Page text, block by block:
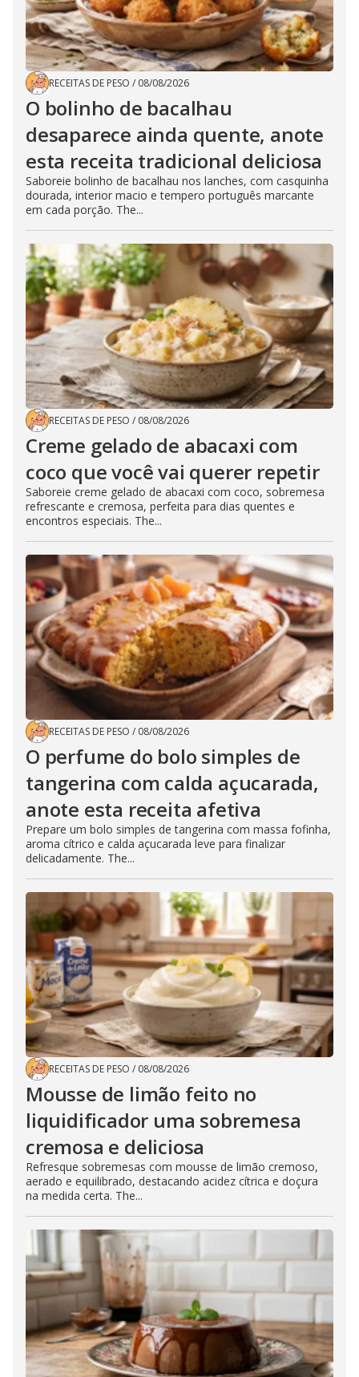
RECEITAS DE PESO / 08/08/2026
O bolinho de bacalhau
desaparece ainda quente, anote
esta receita tradicional deliciosa
Saboreie bolinho de bacalhau nos lanches, com casquinha
dourada, interior macio e tempero português marcante
em cada porção. The...
RECEITAS DE PESO / 08/08/2026
Creme gelado de abacaxi com
coco que você vai querer repetir
Saboreie creme gelado de abacaxi com coco, sobremesa
refrescante e cremosa, perfeita para dias quentes e
encontros especiais. The...
RECEITAS DE PESO / 08/08/2026
O perfume do bolo simples de
tangerina com calda açucarada,
anote esta receita afetiva
Prepare um bolo simples de tangerina com massa fofinha,
aroma cítrico e calda açucarada leve para finalizar
delicadamente. The...
RECEITAS DE PESO / 08/08/2026
Mousse de limão feito no
liquidificador uma sobremesa
cremosa e deliciosa
Refresque sobremesas com mousse de limão cremoso,
aerado e equilibrado, destacando acidez cítrica e doçura
na medida certa. The...